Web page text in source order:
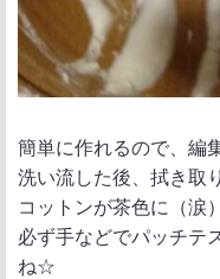
簡単に作れるので、編
洗い流した後、拭き取
コットンが茶色に（涙）
必ず手などでパッチテ
ね☆